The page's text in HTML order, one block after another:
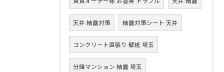
天井 結露対策 結露対策シート 天井
コンクリート直張り 壁紙 埼玉
分譲マンション 結露 埼玉